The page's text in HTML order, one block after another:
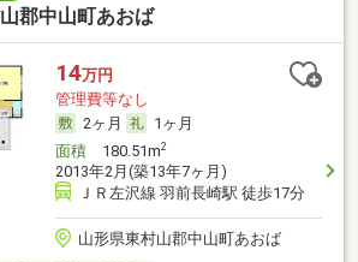
郡中山町あおば
14万円
管理費等なし
2ヶ月
1ヶ月
面積180.51m2
2013年2月(築13年7ヶ月)
ＪＲ左沢線 羽前長崎駅 徒歩17分
山形県東村山郡中山町あおば